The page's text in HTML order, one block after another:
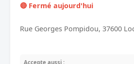
🔴 Fermé aujourd'hui
Rue Georges Pompidou, 37600
Accepte aussi :